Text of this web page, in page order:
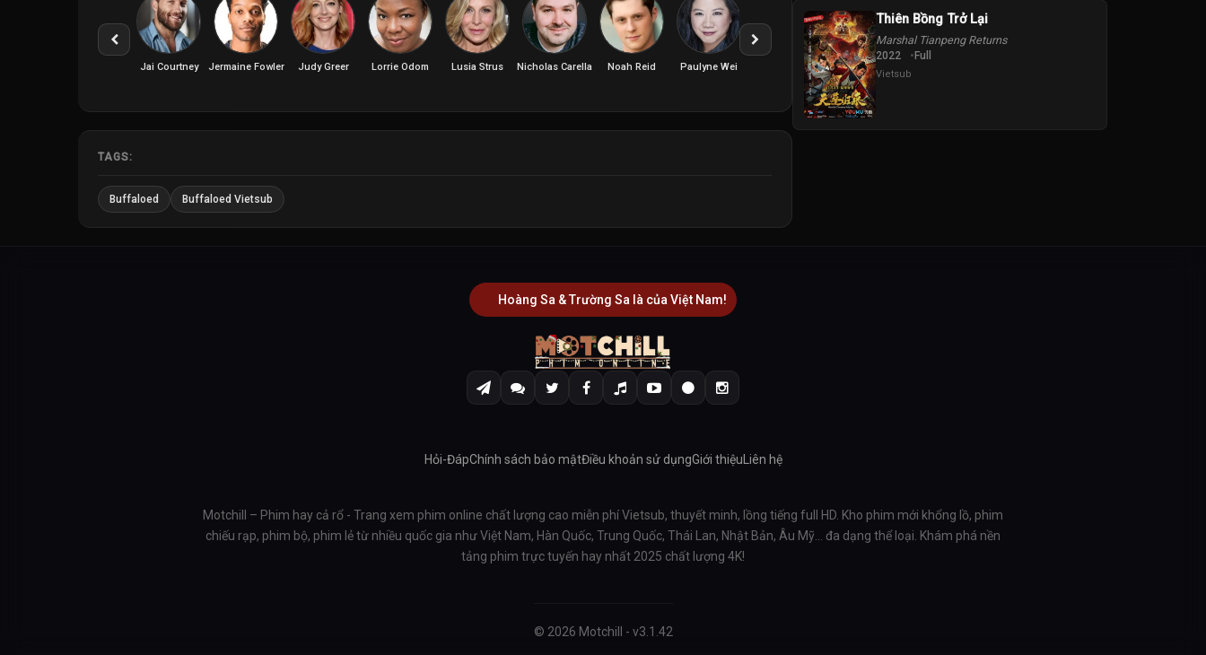
Jai Courtney Jermaine Fowler Judy Greer Lorrie Odom Lusia Strus Nicholas Carella Noah Reid Paulyne Wei Raymond Ablack Zoey Deutch
TAGS:
Buffaloed Buffaloed Vietsub
Thiên Bồng Trở Lại
Marshal Tianpeng Returns
2022 Full
Vietsub
Hoàng Sa & Trường Sa là của Việt Nam!
Hỏi-ĐápChính sách bảo mậtĐiều khoản sử dụngGiới thiệuLiên hệ
Motchill – Phim hay cả rổ - Trang xem phim online chất lượng cao miễn phí Vietsub, thuyết minh, lồng tiếng full HD. Kho phim mới khổng lồ, phim
chiếu rạp, phim bộ, phim lẻ từ nhiều quốc gia như Việt Nam, Hàn Quốc, Trung Quốc, Thái Lan, Nhật Bản, Âu Mỹ… đa dạng thể loại. Khám phá nền
tảng phim trực tuyến hay nhất 2025 chất lượng 4K!
© 2026 Motchill - v3.1.42